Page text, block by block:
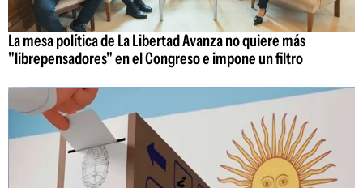
La mesa política de La Libertad Avanza no quiere más
"librepensadores" en el Congreso e impone un filtro